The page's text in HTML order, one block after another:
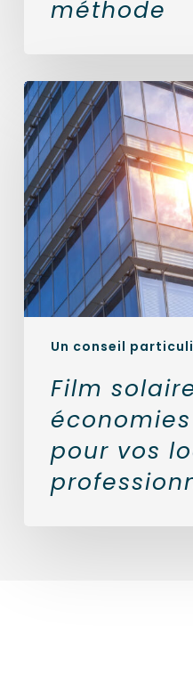
méthode
Un conseil
Film
solaire
:
3
économies
concrètes
pour
vos
locaux
professionnels
Film
pour vos